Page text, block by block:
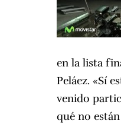
en la lista
Peláez. «Sí
venido
qué no